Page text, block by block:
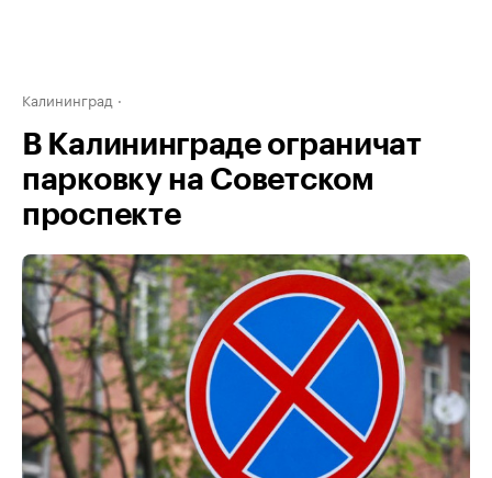
Калининград
В Калининграде ограничат
парковку на Советском
проспекте